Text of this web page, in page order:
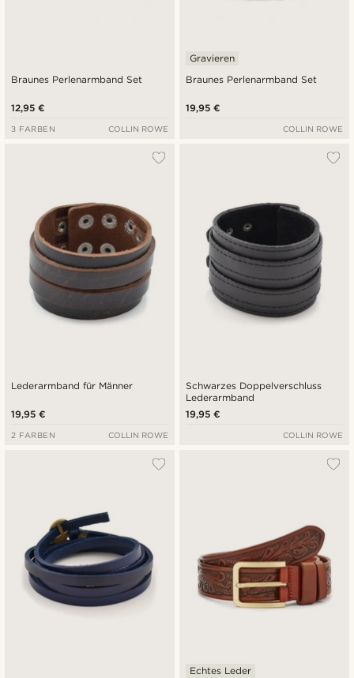
Braunes Perlenarmband Set
12,95 €
3 FARBEN COLLIN ROWE
Braunes Perlenarmband Set
Gravieren
19,95 €
COLLIN ROWE
Lederarmband für Männer
19,95 €
2 FARBEN COLLIN ROWE
Schwarzes Doppelverschluss
Lederarmband
19,95 €
COLLIN ROWE
Echtes Leder